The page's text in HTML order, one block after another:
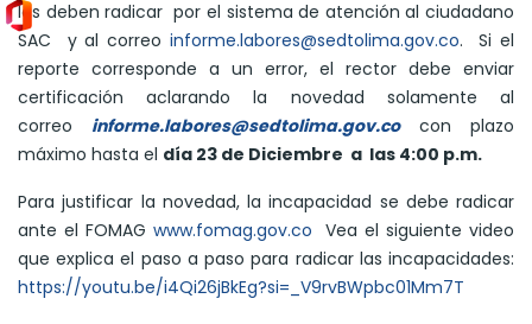
las deben radicar por el sistema de atención al ciudadano
SAC y al correo informe.labores@sedtolima.gov.co. Si el
reporte corresponde a un error, el rector debe enviar
certificación aclarando la novedad solamente al
correo informe.labores@sedtolima.gov.cocon plazo
máximo hasta el día 23 de Diciembre a las 4:00 p.m.
Para justificar la novedad, la incapacidad se debe radicar
ante el FOMAG www.fomag.gov.co Vea el siguiente video
que explica el paso a paso para radicar las incapacidades:
https://youtu.be/i4Qi26jBkEg?si=_V9rvBWpbc01Mm7T